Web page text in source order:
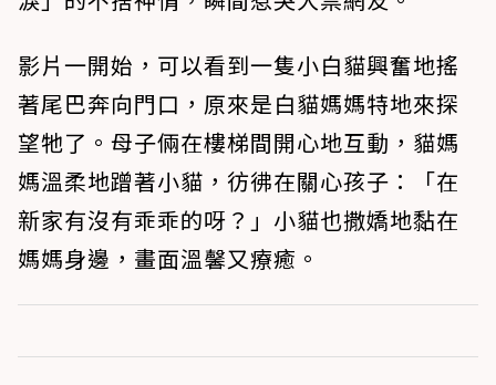
影片一開始，可以看到一隻小白貓興奮地搖
著尾巴奔向門口，原來是白貓媽媽特地來探
望牠了。母子倆在樓梯間開心地互動，貓媽
媽溫柔地蹭著小貓，彷彿在關心孩子：「在
新家有沒有乖乖的呀？」小貓也撒嬌地黏在
媽媽身邊，畫面溫馨又療癒。